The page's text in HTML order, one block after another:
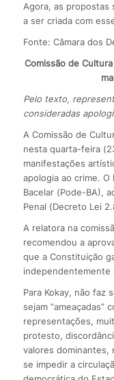
Agora, as propostas
a ser criada com
Fonte: Câmara dos
Comissão de
Pelo texto,
consideradas
A Comissão de
nesta quarta-feira
manifestações
apologia ao crime.
Bacelar (Pode-BA),
Penal (Decreto Lei
A relatora na
recomendou a
que a Constituição
independentemente
Para Kokay, não faz
sejam “ameaçadas”
representações,
protesto,
valores dominantes,
se impedir a